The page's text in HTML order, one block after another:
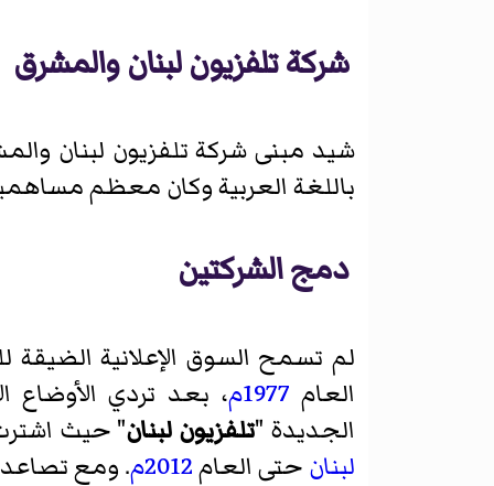
شركة تلفزيون لبنان والمشرق
شيد مبنى شركة تلفزيون لبنان والمشرق عام
باللغة العربية وكان معظم
دمج الشركتين
لم تسمح السوق الإعلانية الضيقة
العام 1977م ، بعد تردي الأوضاع
الجديدة "تلفزيون لبنان" حيث اشترت الدولة اللبنانية %51
لبنان حتى العام2012م . ومع تصاعد